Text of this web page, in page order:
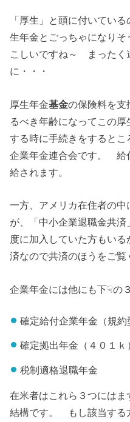
「厚生」と頭に付いてい
生年金とごっちゃになり
こしいですね～ まったく
に・・・
厚生年金基金の保険料を支
るべき年齢になってこの
する時に手続きをするとこ
企業年金連合会です。 給
給されます。
一方、アメリカ在住者の
が、「中小企業退職金共
度に加入していた方もい
済なので共済のほうをご覧
企業年金には他にも下☟の
確定給付企業年金（規約
確定拠出年金（４０１ｋ
税制適格退職年金
在米者はこれら３つには
結構です。 もし該当する